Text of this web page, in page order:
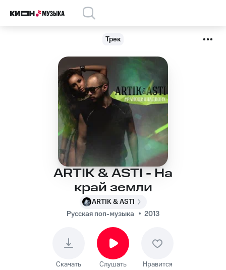
Трек
ARTIK & ASTI - На
край земли
ARTIK & ASTI
Русская поп-музыка
2013
Скачать Слушать Нравится